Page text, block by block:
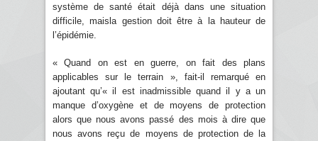
système de santé était déjà dans une situation
difficile, maisla gestion doit être à la hauteur de
l’épidémie.
« Quand on est en guerre, on fait des plans
applicables sur le terrain », fait-il remarqué en
ajoutant qu’« il est inadmissible quand il y a un
manque d’oxygène et de moyens de protection
alors que nous avons passé des mois à dire que
nous avons reçu de moyens de protection de la